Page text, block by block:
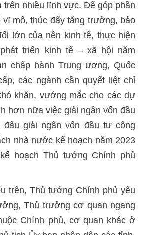
trên nhiều lĩnh vực. Để góp phần
vĩ mô, thúc đẩy tăng trưởng, bảo
lớn của nền kinh tế, thực hiện
triển kinh tế – xã hội năm
chấp hành Trung ương, Quốc
các ngành cần quyết liệt chỉ
khăn, vướng mắc cho các dự
hơn nữa việc giải ngân vốn đầu
đấu giải ngân vốn đầu tư công
nhà nước kế hoạch năm 2023
hoạch Thủ tướng Chính phủ
trên, Thủ tướng Chính phủ yêu
Thủ trưởng cơ quan ngang
Chính phủ, cơ quan khác ở